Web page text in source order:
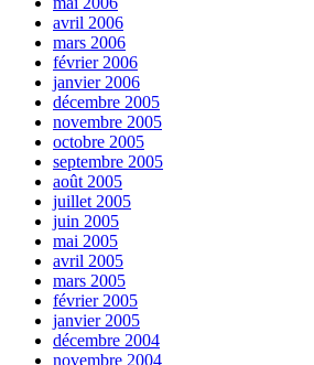
avril 2006
mars 2006
février 2006
janvier 2006
décembre 2005
novembre 2005
octobre 2005
septembre 2005
août 2005
juillet 2005
juin 2005
mai 2005
avril 2005
mars 2005
février 2005
janvier 2005
décembre 2004
novembre 2004